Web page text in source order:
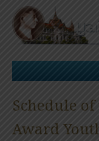
Skip
content
Schedule
Award